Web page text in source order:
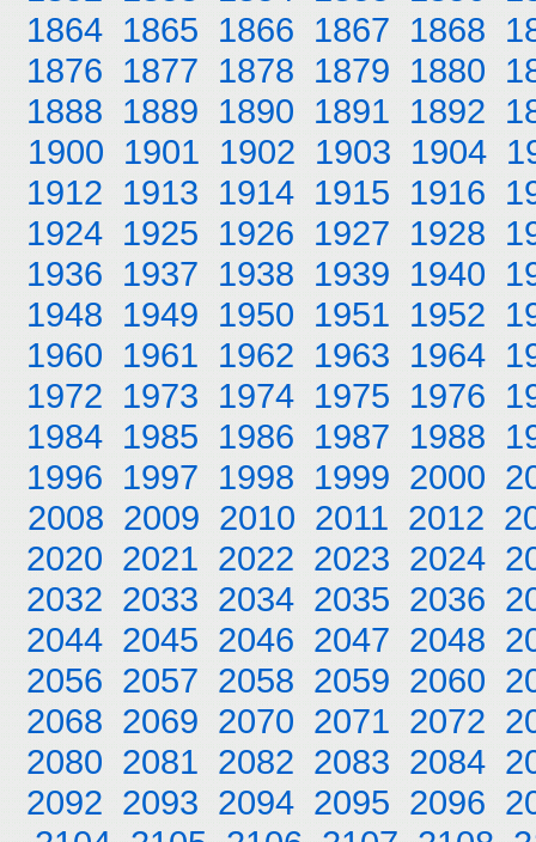
1864 1865 1866 1867 1868
1876 1877 1878 1879 1880
1888 1889 1890 1891 1892
1900 1901 1902 1903 1904
1912 1913 1914 1915 1916
1924 1925 1926 1927 1928
1936 1937 1938 1939 1940
1948 1949 1950 1951 1952
1960 1961 1962 1963 1964
1972 1973 1974 1975 1976
1984 1985 1986 1987 1988
1996 1997 1998 1999 2000
2008 2009 2010 2011 2012
2020 2021 2022 2023 2024
2032 2033 2034 2035 2036
2044 2045 2046 2047 2048
2056 2057 2058 2059 2060
2068 2069 2070 2071 2072
2080 2081 2082 2083 2084
2092 2093 2094 2095 2096